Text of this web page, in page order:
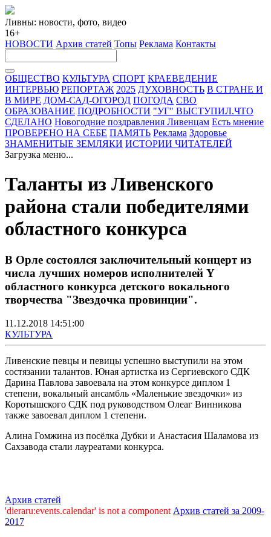
Ливны: новости, фото, видео
16+
НОВОСТИ Архив статей Топы Реклама Контакты
ОБЩЕСТВО КУЛЬТУРА СПОРТ КРАЕВЕДЕНИЕ
ИНТЕРВЬЮ РЕПОРТАЖ 2025 ДУХОВНОСТЬ В СТРАНЕ И
В МИРЕ ДОМ-САД-ОГОРОД ПОГОДА СВО
ОБРАЗОВАНИЕ ПОДРОБНОСТИ "УГ" ВЫСТУПИЛ.ЧТО
СДЕЛАНО Новогодние поздравления Ливенцам Есть мнение
ПРОВЕРЕНО НА СЕБЕ ПАМЯТЬ Реклама Здоровье
ЗНАМЕНИТЫЕ ЗЕМЛЯКИ ИСТОРИИ ЧИТАТЕЛЕЙ
Загрузка меню...
Таланты из Ливенского
района стали победителями
областного конкурса
В Орле состоялся заключительный концерт из
числа лучших номеров исполнителей Y
областного конкурса детского вокального
творчества "Звездочка провинции".
11.12.2018 14:51:00
КУЛЬТУРА
Ливенские певцы и певицы успешно выступили на этом
состязании талантов. Юная артистка из Сергиевского СДК
Дарина Павлова завоевала на этом конкурсе диплом 1
степени, вокальный ансамбль «Маленькие звездочки» из
Коротышского СДК под руководством Олеаг Винникова
также завоевал диплом 1 степени.
Алина Гомжина из посёлка Дубки и Анастасия Шаламова из
Сахзавода стали лауреатами конкурса.
Архив статей
'dieraru:events.calendar' is not a component Архив статей за 2009-
2017